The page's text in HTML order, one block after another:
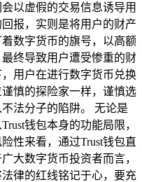
以虚假的交易信息诱导用
报，实则是将用户的财产
数字货币的旗号，以高额
终导致用户遭受惨重的财
用户在进行数字货币兑换
慎的探险家一样，谨慎选
法分子的陷阱。 无论是
钱包本身的功能局限，
性来看，通过Trust钱包直
大数字货币投资者而言，
律的红线铭记于心，要充